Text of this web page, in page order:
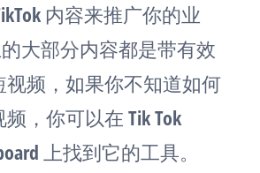
内容来推广你的业
的大部分内容都是带有效
频，如果你不知道如何
，你可以在 Tik Tok
上找到它的工具。